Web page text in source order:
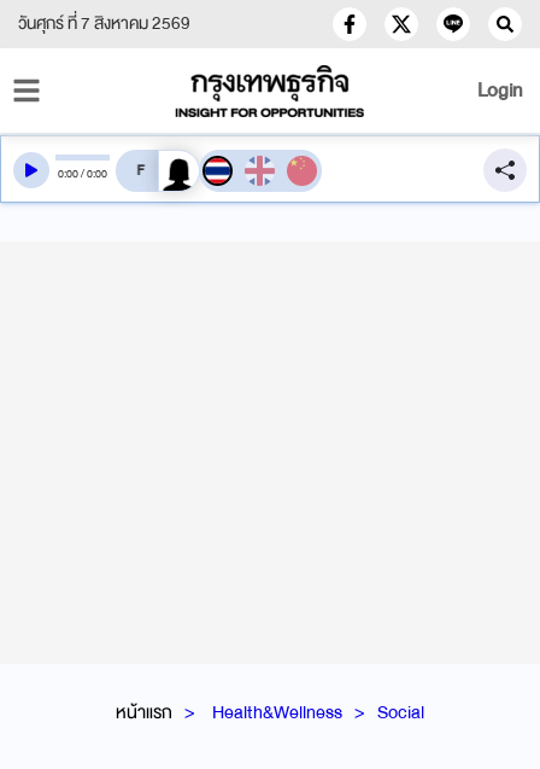
วันศุกร์ ที่ 7 สิงหาคม 2569
Login
หน้าแรก Health&Wellness Social
0:00/0:00 สลับเสียงอ่าน